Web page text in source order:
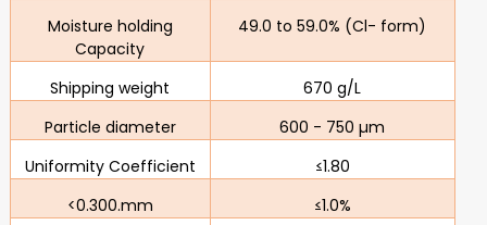
Moisture holding
Capacity
49.0 to 59.0% (Cl- form)
Shipping weight
670 g/L
Particle diameter
600 - 750 µm
Uniformity Coefficient
≤1.80
<0.300.mm
≤1.0%